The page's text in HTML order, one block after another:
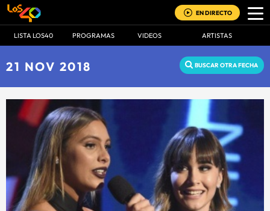
EN DIRECTO
LISTA LOS40 PROGRAMAS VIDEOS ARTISTAS
21 NOV 2018 BUSCAR OTRA FECHA